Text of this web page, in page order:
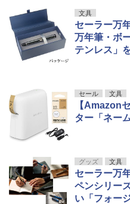
文具
セーラー万
万年筆・ボ
テンレス」
セール 文具
【Amazon
ター「ネー
グッズ 文具
セーラー万
ペンシリー
い「フォー